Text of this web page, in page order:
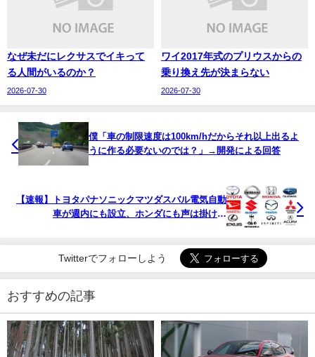
なぜ未だにレクサスでイキって
る人間がいるのか？
2026-07-30
ワイ2017年式のプリウスからの
乗り換え先が決まらない
2026-07-30
僕「車の制限速度は100km/hだからそれ以上出るよ
うに作る必要ないのでは？」→開発による回答
【速報】トヨタパナソニックマツダスバル電気自動
車が週内にも設立、ホンダにも声は掛けた
Twitterでフォローしよう
おすすめの記事